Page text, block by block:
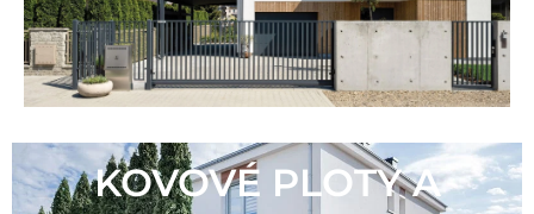
KOVOVÉ PLOTY A